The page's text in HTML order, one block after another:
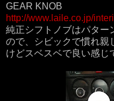
GEAR KNOB
http://www.laile.co.jp/
純正シフトノブはパター
ので、シビックで慣れ親
けどスベスベで良い感じ